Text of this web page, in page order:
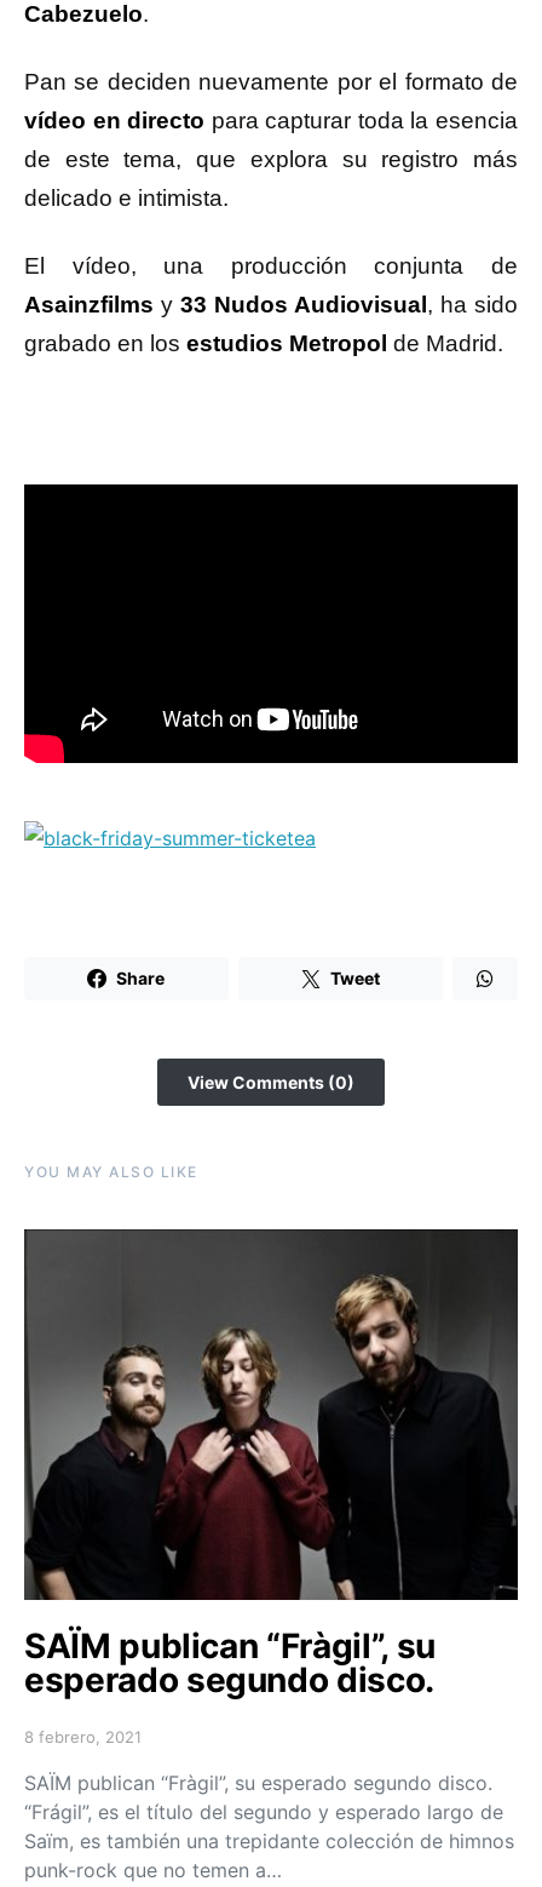
Cabezuelo.
Pan se deciden nuevamente por el formato de
vídeo en directo para capturar toda la esencia
de este tema, que explora su registro más
delicado e intimista.
El vídeo, una producción conjunta de
Asainzfilms y 33 Nudos Audiovisual , ha sido
grabado en los estudios Metropol de Madrid.
Share Tweet
View Comments (0)
YOU MAY ALSO LIKE
SAÏM publican “Fràgil”, su
esperado segundo disco.
Posted on
8 febrero, 2021
SAÏM publican “Fràgil”, su esperado segundo disco.
“Frágil”, es el título del segundo y esperado largo de
Saïm, es también una trepidante colección de himnos
punk-rock que no temen a…